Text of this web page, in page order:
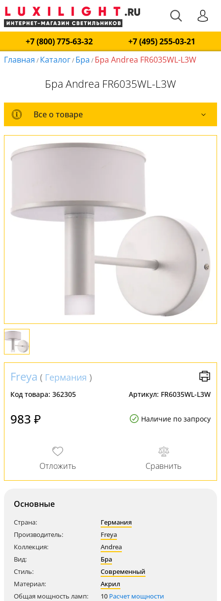
+7 (800) 775-63-32
+7 (495) 255-03-21
Главная / Каталог/ Бра / Бра Andrea FR6035WL-L3W
Бра Andrea FR6035WL-L3W
Все о товаре
Все о товаре
Обмен и возврат
Freya ( Германия )
Код товара: 362305 Артикул: FR6035WL-L3W
983 ₽ Наличие по запросу
Основные
Страна:
Германия
Производитель:
Freya
Коллекция:
Andrea
Вид:
Бра
Стиль:
Современный
Материал:
Акрил
Общая мощность ламп:
10 Расчет мощности